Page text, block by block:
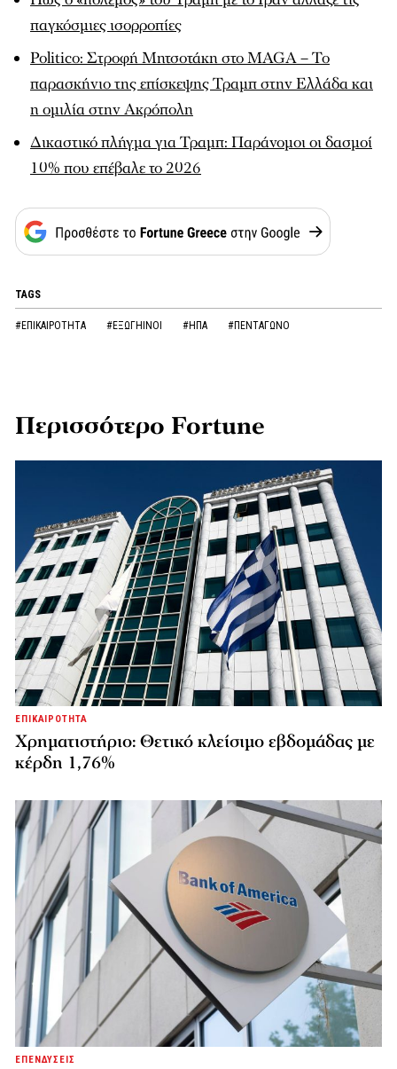
παγκόσμιες ισορροπίες
Politico: Στροφή Μητσοτάκη στο MAGA – Το
παρασκήνιο της επίσκεψης Τραμπ στην Ελλάδα και
η ομιλία στην Ακρόπολη
Δικαστικό πλήγμα για Τραμπ: Παράνομοι οι δασμοί
10% που επέβαλε το 2026
TAGS
#ΕΠΙΚΑΙΡΟΤΗΤΑ #ΕΞΩΓΗΙΝΟΙ #ΗΠΑ #ΠΕΝΤΑΓΩΝΟ
Περισσότερο Fortune
ΕΠΙΚΑΙΡΟΤΗΤΑ
Χρηματιστήριο: Θετικό κλείσιμο εβδομάδας με
κέρδη 1,76%
ΕΠΕΝΔΥΣΕΙΣ